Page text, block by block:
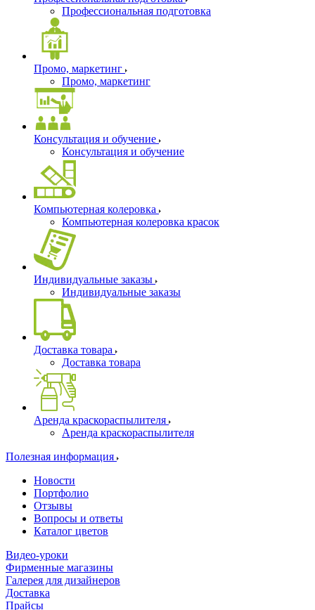
Профессиональная подготовка
Промо, маркетинг
Промо, маркетинг
Консультация и обучение
Консультация и обучение
Компьютерная колеровка
Компьютерная колеровка красок
Индивидуальные заказы
Индивидуальные заказы
Доставка товара
Доставка товара
Аренда краскораспылителя
Аренда краскораспылителя
Полезная информация
Новости
Портфолио
Отзывы
Вопросы и ответы
Каталог цветов
Видео-уроки
Фирменные магазины
Галерея для дизайнеров
Доставка
Прайсы